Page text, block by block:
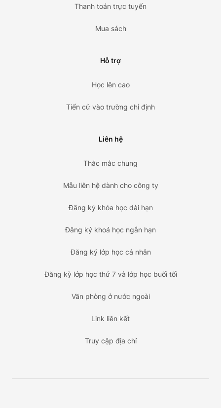
Thanh toán trực tuyến
Mua sách
Hỗ trợ
Học lên cao
Tiến cử vào trường chỉ định
Liên hệ
Thắc mắc chung
Mẫu liên hệ dành cho công ty
Đăng ký khóa học dài hạn
Đăng ký khoá học ngắn hạn
Đăng ký lớp học cá nhân
Đăng kỳ lớp học thứ 7 và lớp học buổi tối
Văn phòng ở nước ngoài
Link liên kết
Truy cập địa chỉ